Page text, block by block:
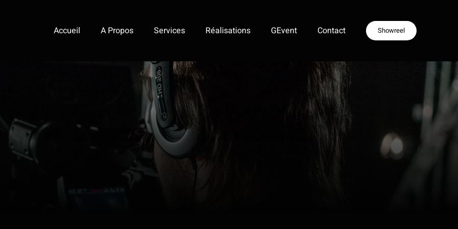
Accueil A Propos Services Réalisations GEvent Contact Showreel